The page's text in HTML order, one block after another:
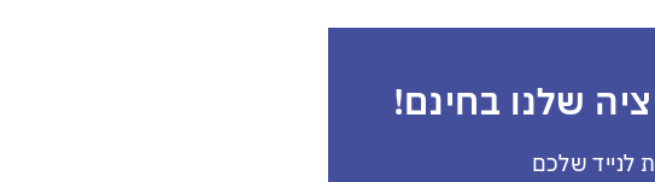
שלנו בחינם!
לנייד שלכם